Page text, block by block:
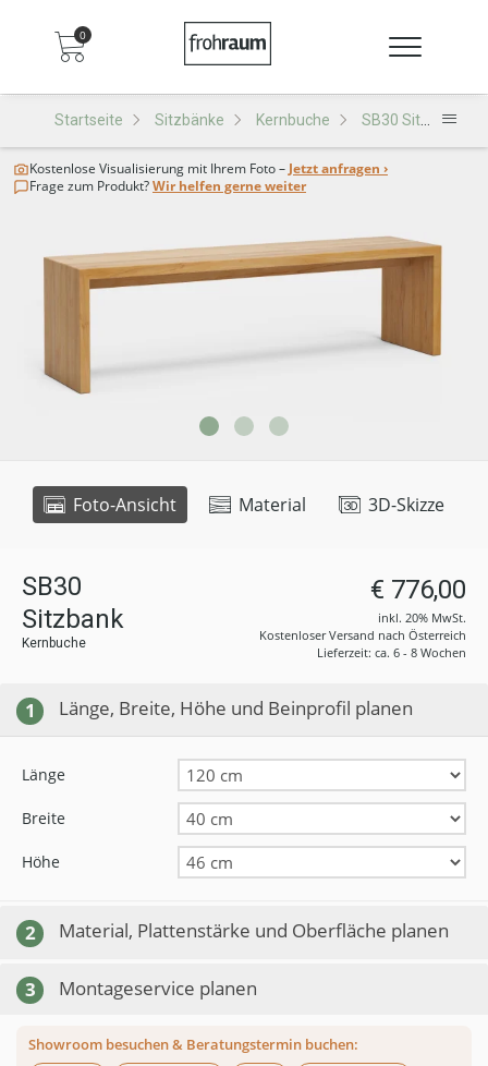
0
Startseite Sitzbänke Kernbuche SB30 Sitzbank
Foto-Ansicht Material 3D-Skizze
Kostenlose Visualisierung mit Ihrem Foto – Jetzt anfragen ›
Frage zum Produkt?Wir helfen gerne weiter
SB30
Sitzbank
Kernbuche
€ 776,00
inkl. 20% MwSt.
Kostenloser Versand nach Österreich
Lieferzeit: ca. 6 - 8 Wochen
1 Länge, Breite, Höhe und Beinprofil planen
Länge
Breite
Höhe
2 Material, Plattenstärke und Oberfläche planen
3 Montageservice planen
Showroom besuchen & Beratungstermin buchen: